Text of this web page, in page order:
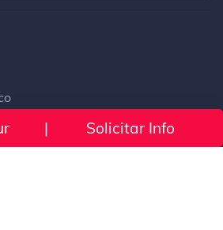
| Solicitar Info